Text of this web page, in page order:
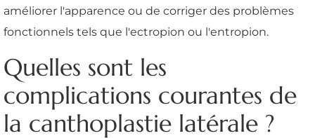
améliorer l'apparence ou de corriger des problèmes
fonctionnels tels que l'ectropion ou l'entropion.
Quelles sont les
complications courantes de
la canthoplastie latérale ?